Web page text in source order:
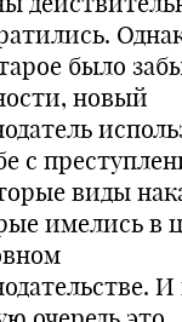
было
новый
с
виды
имелись в
И